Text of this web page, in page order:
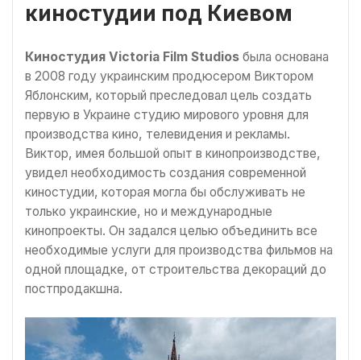
киностудии под Киевом
Киностудия Victoria Film Studios была основана
в 2008 году украинским продюсером Виктором
Яблонским, который преследовал цель создать
первую в Украине студию мирового уровня для
производства кино, телевидения и рекламы.
Виктор, имея большой опыт в кинопроизводстве,
увидел необходимость создания современной
киностудии, которая могла бы обслуживать не
только украинские, но и международные
кинопроекты. Он задался целью объединить все
необходимые услуги для производства фильмов на
одной площадке, от строительства декораций до
постпродакшна.